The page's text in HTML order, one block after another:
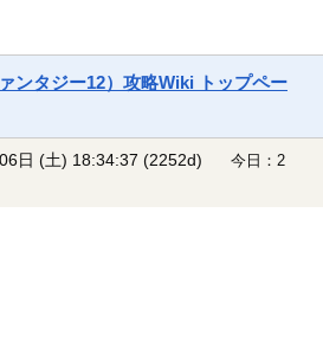
ンタジー12）攻略Wiki トップペー
日 (土) 18:34:37 (2252d)
今日：2